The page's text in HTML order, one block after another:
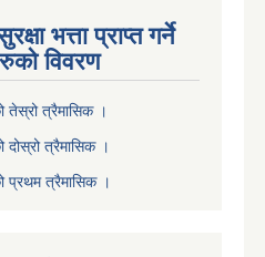
भत्ता प्राप्त गर्ने
विवरण
त्रैमासिक ।
त्रैमासिक ।
त्रैमासिक ।